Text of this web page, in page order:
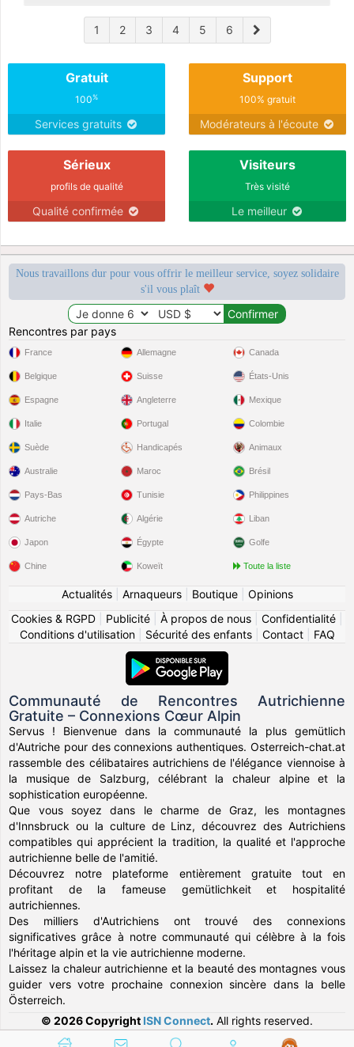
1 2 3 4 5 6
Gratuit
100%
Services gratuits
Support
100% gratuit
Modérateurs à l'écoute
Sérieux
profils de qualité
Qualité confirmée
Visiteurs
Très visité
Le meilleur
Nous travaillons dur pour vous offrir le meilleur service, soyez solidaire
s'il vous plaît
Rencontres par pays
France
Belgique
Espagne
Italie
Suède
Allemagne
Suisse
Angleterre
Portugal
Handicapés
Canada
États-Unis
Mexique
Colombie
Animaux
Australie
Pays-Bas
Autriche
Japon
Chine
Maroc
Tunisie
Algérie
Égypte
Koweït
Brésil
Philippines
Liban
Golfe
Toute la liste
Actualités| Arnaqueurs| Boutique| Opinions
Cookies & RGPD
Publicité À propos de nous Confidentialité
Conditions d'utilisation| Sécurité des enfants| Contact| FAQ
Communauté de Rencontres Autrichienne
Gratuite – Connexions Cœur Alpin
Servus ! Bienvenue dans la communauté la plus gemütlich
d'Autriche pour des connexions authentiques. Osterreich-chat.at
rassemble des célibataires autrichiens de l'élégance viennoise à
la musique de Salzburg, célébrant la chaleur alpine et la
sophistication européenne.
Que vous soyez dans le charme de Graz, les montagnes
d'Innsbruck ou la culture de Linz, découvrez des Autrichiens
compatibles qui apprécient la tradition, la qualité et l'approche
autrichienne belle de l'amitié.
Découvrez notre plateforme entièrement gratuite tout en
profitant de la fameuse gemütlichkeit et hospitalité
autrichiennes.
Des milliers d'Autrichiens ont trouvé des connexions
significatives grâce à notre communauté qui célèbre à la fois
l'héritage alpin et la vie autrichienne moderne.
Laissez la chaleur autrichienne et la beauté des montagnes vous
guider vers votre prochaine connexion sincère dans la belle
Österreich.
© 2026 Copyright ISN Connect. All rights reserved.